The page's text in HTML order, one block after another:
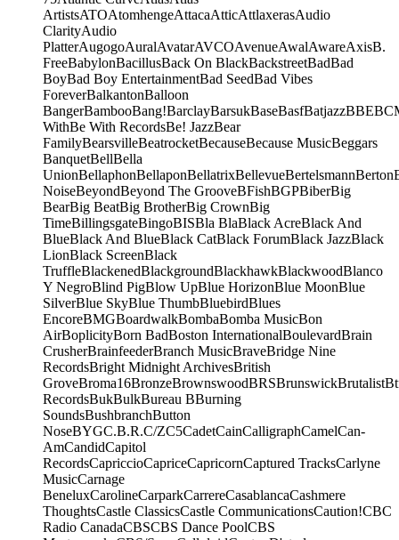
ArtistsATOAtomhengeAttacaAtticAttlaxerasAudio
ClarityAudio
PlatterAugogoAuralAvatarAVCOAvenueAwalAwareAxisB.
FreeBabylonBacillusBack On BlackBackstreetBadBad
BoyBad Boy EntertainmentBad SeedBad Vibes
ForeverBalkantonBalloon
BangerBambooBang!BarclayBarsukBaseBasfBatjazzBBE
WithBe With RecordsBe! JazzBear
FamilyBearsvilleBeatrocketBecauseBecause MusicBeggars
BanquetBellBella
UnionBellaphonBellaponBellatrixBellevueBertelsmannBerton
NoiseBeyondBeyond The GrooveBFishBGPBiberBig
BearBig BeatBig BrotherBig CrownBig
TimeBillingsgateBingoBISBla BlaBlack AcreBlack And
BlueBlack And BlueBlack CatBlack ForumBlack JazzBlack
LionBlack ScreenBlack
TruffleBlackenedBlackgroundBlackhawkBlackwoodBlanco
Y NegroBlind PigBlow UpBlue HorizonBlue MoonBlue
SilverBlue SkyBlue ThumbBluebirdBlues
EncoreBMGBoardwalkBombaBomba MusicBon
AirBoplicityBorn BadBoston InternationalBoulevardBrain
CrusherBrainfeederBranch MusicBraveBridge Nine
RecordsBright Midnight ArchivesBritish
GroveBroma16BronzeBrownswoodBRSBrunswickBrutalist
RecordsBukBulkBureau BBurning
SoundsBushbranchButton
NoseBYGC.B.R.C/ZC5CadetCainCalligraphCamelCan-
AmCandidCapitol
RecordsCapriccioCapriceCapricornCaptured TracksCarlyne
MusicCarnage
BeneluxCarolineCarparkCarrereCasablancaCashmere
ThoughtsCastle ClassicsCastle CommunicationsCaution!CBC
Radio CanadaCBSCBS Dance PoolCBS